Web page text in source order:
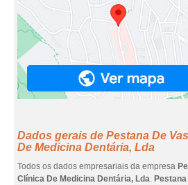
Dados gerais de Pestana De
De Medicina Dentária, Lda
Todos os dados empresariais da empresa
Clínica De Medicina Dentária, Lda.